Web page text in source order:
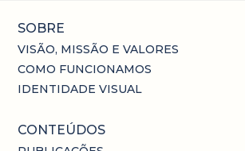
SOBRE
VISÃO, MISSÃO E VALORES
COMO FUNCIONAMOS
IDENTIDADE VISUAL
CONTEÚDOS